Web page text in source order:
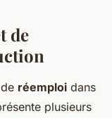
de
réemploi dans
plusieurs